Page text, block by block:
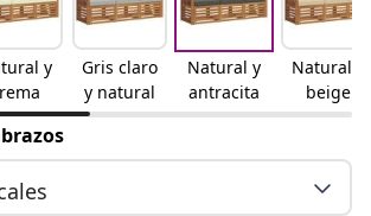
y
Gris claro
y natural
Natural y
antracita
Natural y
beige